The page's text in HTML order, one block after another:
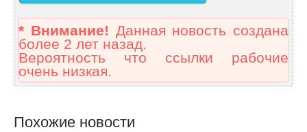
* Внимание! Данная новость создана
более 2 лет назад.
Вероятность что ссылки рабочие
очень низкая.
Похожие новости